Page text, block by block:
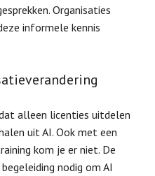
Organisaties
informele kennis
alleen licenties uitdelen
uit AI. Ook met een
kom je er niet. De
nodig om AI